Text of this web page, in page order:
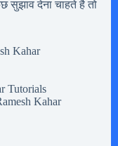
सुझाव देना चाहते है तो
Kahar
Tutorials
Kahar